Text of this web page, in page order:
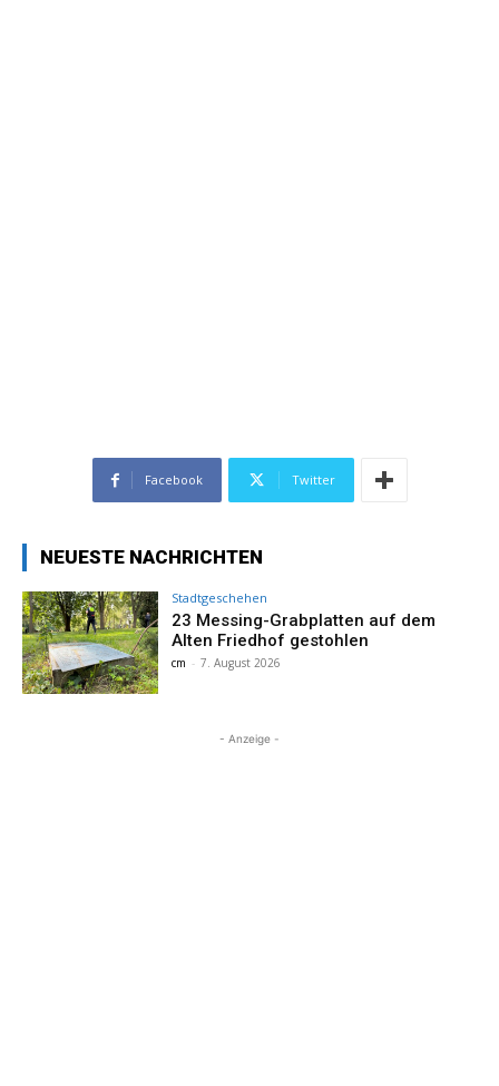
Facebook Twitter
NEUESTE NACHRICHTEN
Stadtgeschehen
23 Messing-Grabplatten auf dem
Alten Friedhof gestohlen
cm - 7. August 2026
- Anzeige -